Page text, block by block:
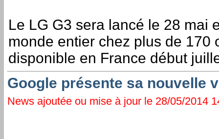
Le LG G3 sera lancé le 28 mai
monde entier chez plus de 170
disponible en France début
Google présente sa nouvelle
News ajoutée ou mise à jour le 28/05/2014